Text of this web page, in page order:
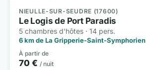
NIEULLE-SUR-SEUDRE (17600)
Le Logis de Port Paradis
5 chambres d'hôtes · 14 pers.
6 km de La Gripperie-Saint-Symphorien
À partir de
70 € / nuit